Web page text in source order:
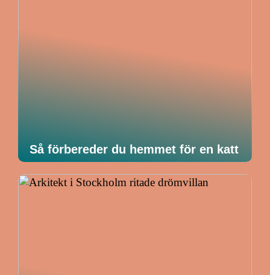
Så förbereder du hemmet för en katt